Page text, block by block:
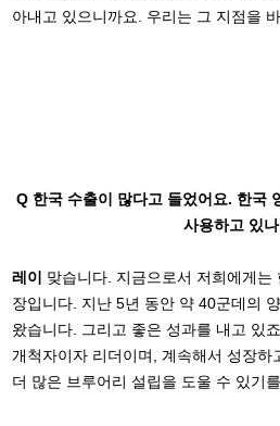
아내고 있으니까요. 우리는 그 지점을
Q 한국 수출이 많다고 들었어요. 한국
사용하고 있
레이
맞습니다. 지금으로서 저희에게는
장입니다. 지난 5년 동안 약 40군데의
왔습니다. 그리고 좋은 성과를 내고 있
개척자이자 리더이며, 계속해서 성장하
더 많은 브루어리 설립을 도울 수 있기